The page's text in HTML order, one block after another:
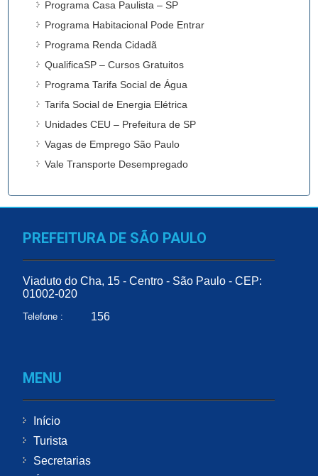
Programa Casa Paulista – SP
Programa Habitacional Pode Entrar
Programa Renda Cidadã
QualificaSP – Cursos Gratuitos
Programa Tarifa Social de Água
Tarifa Social de Energia Elétrica
Unidades CEU – Prefeitura de SP
Vagas de Emprego São Paulo
Vale Transporte Desempregado
PREFEITURA DE SÃO PAULO
Viaduto do Cha, 15 - Centro - São Paulo - CEP:
01002-020
Telefone : 156
MENU
Início
Turista
Secretarias